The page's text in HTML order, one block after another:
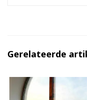
Gerelateerde